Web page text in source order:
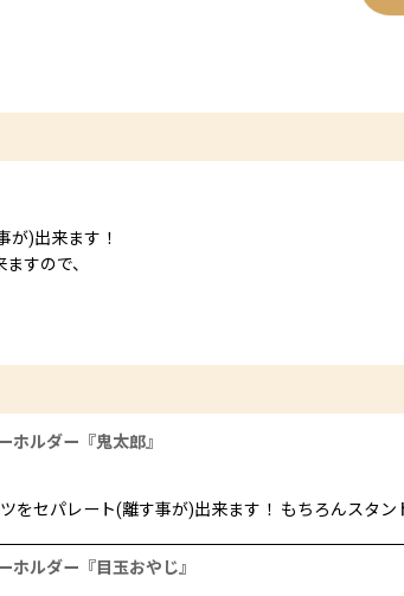
が)出来ます！
すので、
ホルダー『鬼太郎』
をセパレート(離す事が)出来ます！ もちろんスタ
ホルダー『目玉おやじ』